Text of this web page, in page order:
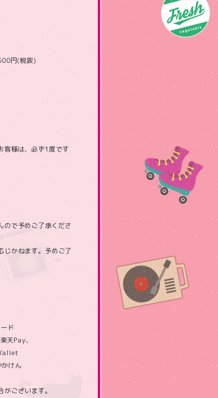
円(税抜)
客様は、必ず1度です
ので予めご了承くださ
じかねます。予めご了
ド
天Pay、
けん
ございます。